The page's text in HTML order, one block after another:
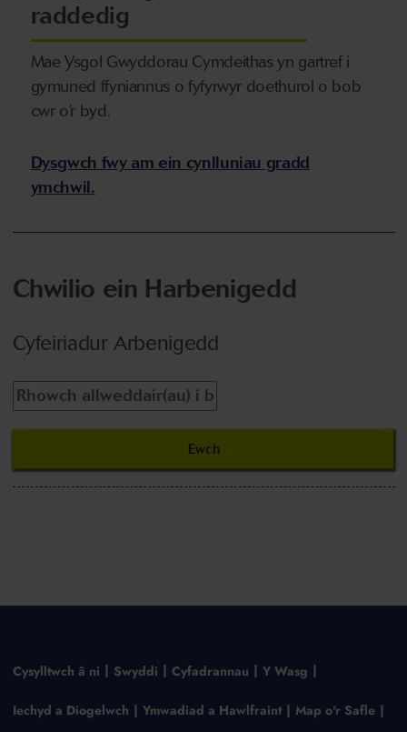
raddedig
Mae Ysgol Gwyddorau Cymdeithas yn gartref i
gymuned ffyniannus o fyfyrwyr doethurol o bob
cwr o’r byd.
Dysgwch fwy am ein cynlluniau gradd
ymchwil.
Chwilio ein Harbenigedd
Cyfeiriadur Arbenigedd
Cysylltwch â ni Swyddi Cyfadrannau Y Wasg
Iechyd a Diogelwch Ymwadiad a Hawlfraint Map o'r Safle